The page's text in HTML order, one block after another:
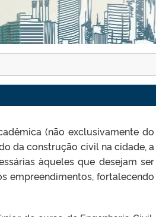
(não exclusivamente do
da construção civil na cidade, a
àqueles que desejam ser
empreendimentos, fortalecendo